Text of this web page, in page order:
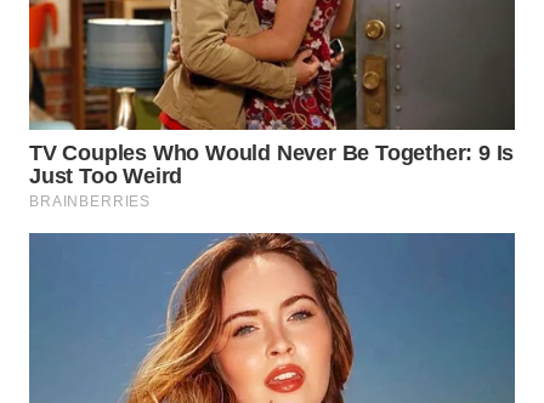
WN
DEPOK
WN
TAPANULI
UTARA
WN